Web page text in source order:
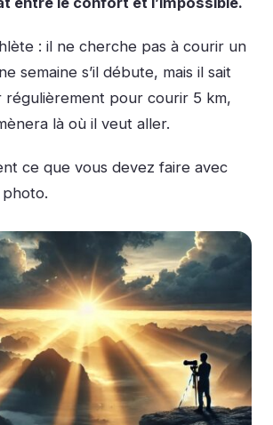
: il ne cherche pas à courir un
semaine s’il débute, mais il sait
régulièrement pour courir 5 km,
là où il veut aller.
ce que vous devez faire avec